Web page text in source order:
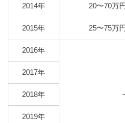
2014年 20〜70万円
2015年 25〜75万円
2016年
2017年
2018年
2019年